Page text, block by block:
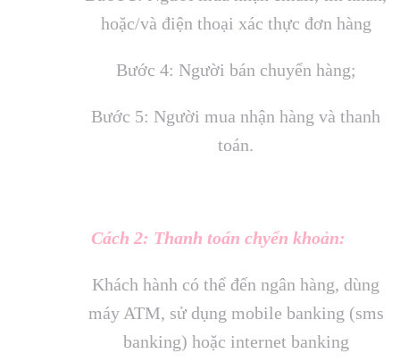
hoặc/và điện thoại xác thực đơn hàng
Bước 4: Người bán chuyển hàng;
Bước 5: Người mua nhận hàng và thanh
toán.
Cách 2: Thanh toán chyển khoản:
Khách hành có thể đến ngân hàng, dùng
máy ATM, sử dụng mobile banking (sms
banking) hoặc internet banking